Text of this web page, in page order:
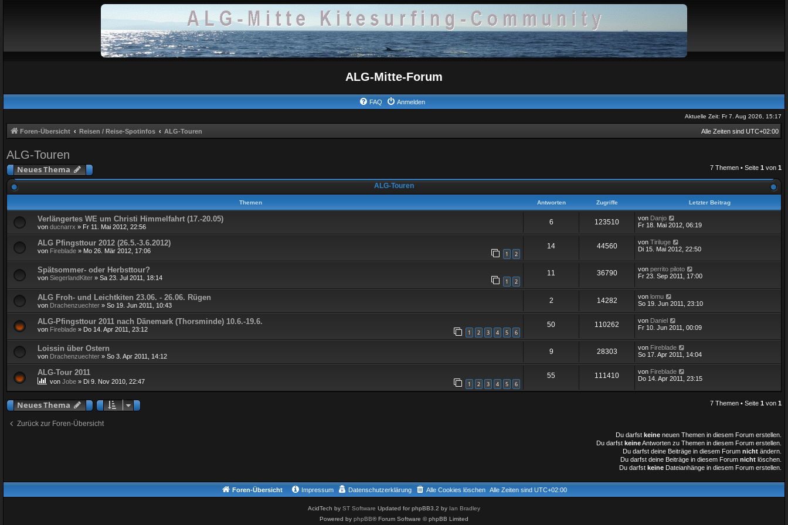
ALG-Mitte-Forum
FAQ Anmelden
Aktuelle Zeit: Fr 7. Aug 2026, 15:17
Foren-Übersicht Reisen / Reise-Spotinfos ALG-Touren Alle Zeiten sind UTC+02:00
ALG-Touren
Neues Thema 7 Themen • Seite 1 von 1
ALG-Touren
Themen Antworten Zugriffe Letzter Beitrag
Verlängertes WE um Christi Himmelfahrt (17.-20.05)
von ducnarrx » Fr 11. Mai 2012, 22:56
6 123510 von Danjo
Fr 18. Mai 2012, 06:19
ALG Pfingsttour 2012 (26.5.-3.6.2012)
von Fireblade » Mo 26. Mär 2012, 17:06 1 2
14 44560 von Tiriluge
Di 15. Mai 2012, 22:50
Spätsommer- oder Herbsttour?
von SiegerlandKiter » Sa 23. Jul 2011, 18:14 1 2
11 36790 von perrito piloto
Fr 23. Sep 2011, 17:00
ALG Froh- und Leichtkiten 23.06. - 26.06. Rügen
von Drachenzuechter » So 19. Jun 2011, 10:43
2 14282 von lomu
So 19. Jun 2011, 23:10
ALG-Pfingsttour 2011 nach Dänemark (Thorsminde) 10.6.-19.6.
von Fireblade » Do 14. Apr 2011, 23:12 1 2 3 4 5 6
50 110262 von Daniel
Fr 10. Jun 2011, 00:09
Loissin über Ostern
von Drachenzuechter » So 3. Apr 2011, 14:12
9 28303 von Fireblade
So 17. Apr 2011, 14:04
ALG-Tour 2011
von Jobe » Di 9. Nov 2010, 22:47 1 2 3 4 5 6
55 111410 von Fireblade
Do 14. Apr 2011, 23:15
Neues Thema 7 Themen • Seite 1 von 1
Zurück zur Foren-Übersicht
Du darfst keine neuen Themen in diesem Forum erstellen.
Du darfst keineAntworten zu Themen in diesem Forum erstellen.
Du darfst deine Beiträge in diesem Forum nicht ändern.
Du darfst deine Beiträge in diesem Forum nicht löschen.
Du darfst keine Dateianhänge in diesem Forum erstellen.
Foren-Übersicht Alle Zeiten sind UTC+02:00
Alle Cookies löschen
Datenschutzerklärung
Impressum
AcidTech by ST Software Updated for phpBB3.2 by Ian Bradley
Powered by phpBB® Forum Software © phpBB Limited